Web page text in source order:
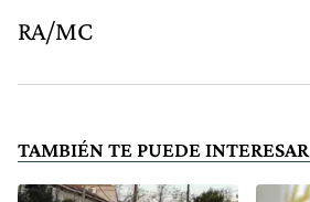
RA/MC
TAMBIÉN TE PUEDE INTERESAR